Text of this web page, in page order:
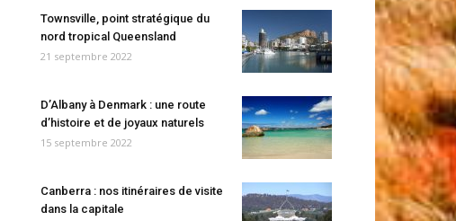
Townsville, point stratégique du
nord tropical Queensland
21 septembre 2022
D’Albany à Denmark : une route
d’histoire et de joyaux naturels
15 septembre 2022
Canberra : nos itinéraires de visite
dans la capitale